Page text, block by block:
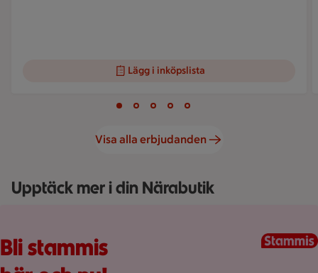
Lägg i inköpslista
Bild 1 av 5
Bild 2 av 5
Bild 3 av 5Bild 4 av 5
Visa alla erbjudanden
Upptäck mer i din Närabutik
Bli stammis